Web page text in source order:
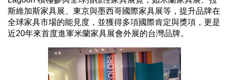
斯維加斯家具展、東京與墨西哥國際家具展等 ，提升品牌在
全球家具市場的能見度 ，並獲得多項國際肯定與獎項，更是
近20年來首度進軍米蘭家具展會外展的台灣品牌。